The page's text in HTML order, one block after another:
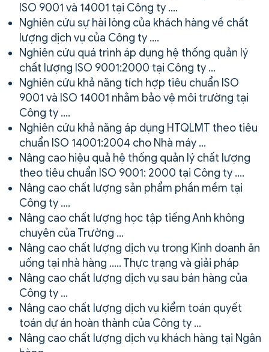
ISO 9001 và 14001 tại Công ty ….
Nghiên cứu sự hài lòng của khách hàng về chất
lượng dịch vụ của Công ty ….
Nghiên cứu quá trình áp dụng hệ thống quản lý
chất lượng ISO 9001:2000 tại Công ty …
Nghiên cứu khả năng tích hợp tiêu chuẩn ISO
9001 và ISO 14001 nhằm bảo vệ môi trường tại
Công ty ….
Nghiên cứu khả năng áp dụng HTQLMT theo tiêu
chuẩn ISO 14001:2004 cho Nhà máy …
Nâng cao hiệu quả hệ thống quản lý chất lượng
theo tiêu chuẩn ISO 9001: 2000 tại Công ty ….
Nâng cao chất lượng sản phẩm phần mềm tại
Công ty ….
Nâng cao chất lượng học tập tiếng Anh không
chuyên của Trường …
Nâng cao chất lượng dịch vụ trong Kinh doanh ăn
uống tại nhà hàng ….. Thực trạng và giải pháp
Nâng cao chất lượng dịch vụ sau bán hàng của
Công ty …
Nâng cao chất lượng dịch vụ kiểm toán quyết
toán dự án hoàn thành của Công ty …
Nâng cao chất lượng dịch vụ khách hàng tại Ngân